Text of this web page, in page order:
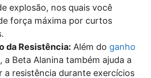
explosão, nos quais você
força máxima por curtos
da Resistência: Além do ganho
, a Beta Alanina também ajuda a
a resistência durante exercícios